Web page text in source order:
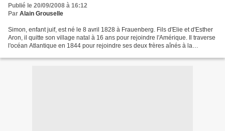
Publié le 20/09/2008 à 16:12
Par Alain Grouselle
Simon, enfant juif, est né le 8 avril 1828 à Frauenberg. Fils d'Elie et d'Esther
Aron, il quitte son village natal à 16 ans pour rejoindre l'Amérique. Il traverse
l'océan Atlantique en 1844 pour rejoindre ses deux frères aînés à la